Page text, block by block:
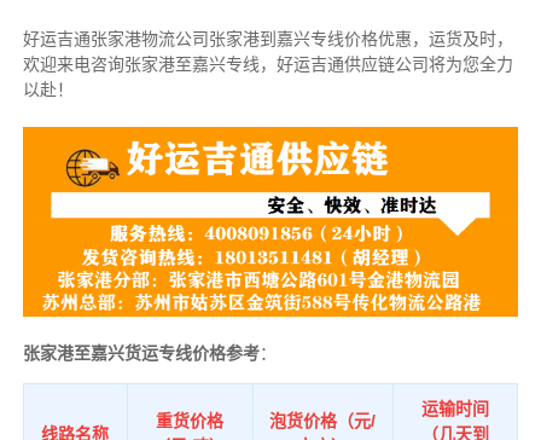
好运吉通张家港物流公司张家港到嘉兴专线价格优惠，运货及时，
欢迎来电咨询张家港至嘉兴专线，好运吉通供应链公司将为您全力
以赴！
张家港至嘉兴货运专线价格参考：
线路名称
重货价格
泡货价格（元/
运输时间
（几天到